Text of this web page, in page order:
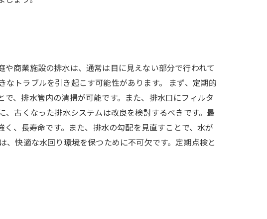
商業施設の排水は、通常は目に見えない部分で行われて
トラブルを引き起こす可能性があります。 まず、定期的
、排水管内の清掃が可能です。また、排水口にフィルタ
古くなった排水システムは改良を検討するべきです。最
、長寿命です。また、排水の勾配を見直すことで、水が
快適な水回り環境を保つために不可欠です。定期点検と